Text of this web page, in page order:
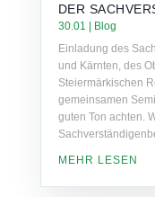
DER
30.01 | Blog
Einladung des
und Kärnten, des
Steiermärkischen
gemeinsamen
guten Ton achten.
MEHR LESEN